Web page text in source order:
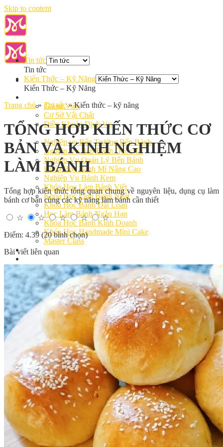
Skip to content
Giảng Viên
Cơ Sở Vật Chất
Điều Khoản Dịch Vụ
Học Làm Bánh
Nghiệp vụ Bếp Trưởng Bếp Bánh
Nghiệp Vụ Bếp Bánh Quốc Tế
Nghiệp Vụ Quản Lý Bếp Bánh
Khóa Học Bánh Mì Nâng Cao
Nghiệp Vụ Bánh Kem
Khóa Học Làm Bánh Việt
Khóa Học Làm Bánh Nhật
Khóa Học Bánh Đài Loan
Học Làm Bánh Ngắn Hạn
Khóa Học Bánh Kinh Doanh
Khóa Học Handmade Mini Cake
Master Class
Chuyên Đề
Khai Giảng
Lịch học – Lịch thi
Đăng Ký Học
Công Thức
Cách Làm Bánh Việt
Cách Làm Bánh Âu
Cách Làm Bánh Kem
Cách Làm Bánh Mì
Cách Làm Bánh Trung Thu
Cách Làm Bánh Flan
Cách Làm Bánh Bao
Cách Làm Bánh Bông Lan
Cách Làm Bánh Su Kem
Cách làm bánh CupCake
Cách Làm Bánh Pizza
Cách làm bánh chay
Cách Làm Kẹo – Mứt
Video
Tin tức
Tin Tổng Hợp
Hướng Nghiệp Á Âu
Tin tức
Tin tức
Kiến Thức – Kỹ Năng
Kiến Thức – Kỹ Năng
Trang chủ » Tin tức » Kiến thức – kỹ năng
TỔNG HỢP KIẾN THỨC CƠ
BẢN VÀ KINH NGHIỆM
LÀM BÁNH
Tổng hợp kiến thức tổng quan chung về nguyên liệu, dụng cụ làm
bánh cơ bản cùng các kỹ năng làm bánh cần thiết
☆ ☆ ☆ ☆
☆
Điểm: 4.39 (20 bình chọn)
Bài viết liên quan